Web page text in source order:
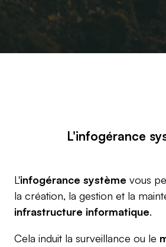
L'infogérance
L'infogérance système vous
la création, la gestion et la
infrastructure informatique.
Cela induit la surveillance ou le